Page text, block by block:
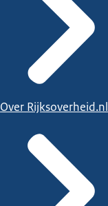
Over Rijksoverheid.nl